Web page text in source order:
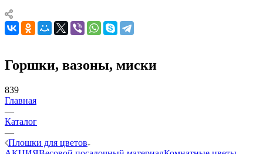
Горшки, вазоны, миски
839
Главная
—
Каталог
—
Плошки для цветов